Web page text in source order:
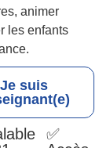
animer
les enfants
Je suis
✅